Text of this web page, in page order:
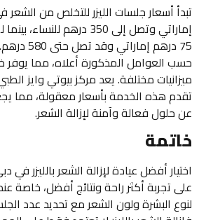
إماراتي وتصل إلى 350 درهم
75 درهم
حسب العوامل المذكورة أعلاه، مما يوفر
ميزانيات مختلفة. يعد مركز بيوتي وايز
تقدم هذه الخدمة بأسعار معقولة، مما
عن حلول فعالة وآمنة لإزالة الشعر.
خاتمة
اختيار أفضل عيادة لإزالة الشعر بالليزر
على تجربة أكثر راحة ونتائج أفضل، خاصة
لنوع البشرة ولون الشعر مع تحديد عدد